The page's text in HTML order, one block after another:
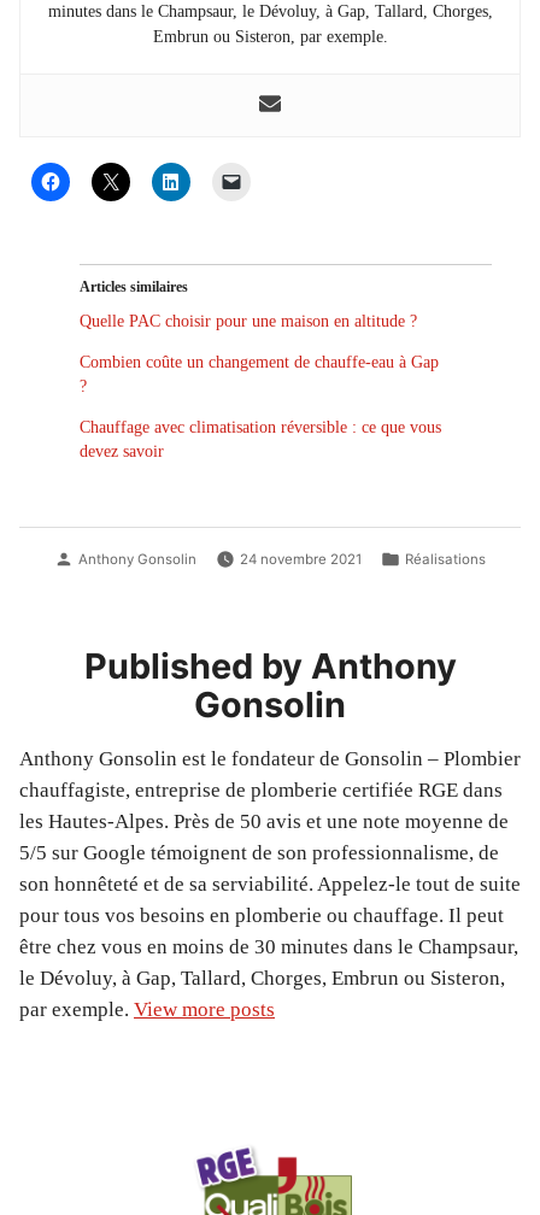
minutes dans le Champsaur, le Dévoluy, à Gap, Tallard, Chorges,
Embrun ou Sisteron, par exemple.
Articles similaires
Quelle PAC choisir pour une maison en altitude ?
Combien coûte un changement de chauffe-eau à Gap
?
Chauffage avec climatisation réversible : ce que vous
devez savoir
Posted
Anthony Gonsolin 24 novembre 2021
Posted
Réalisations
Published by Anthony
Gonsolin
Anthony Gonsolin est le fondateur de Gonsolin – Plombier
chauffagiste, entreprise de plomberie certifiée RGE dans
les Hautes-Alpes. Près de 50 avis et une note moyenne de
5/5 sur Google témoignent de son professionnalisme, de
son honnêteté et de sa serviabilité. Appelez-le tout de suite
pour tous vos besoins en plomberie ou chauffage. Il peut
être chez vous en moins de 30 minutes dans le Champsaur,
le Dévoluy, à Gap, Tallard, Chorges, Embrun ou Sisteron,
par exemple. View more posts